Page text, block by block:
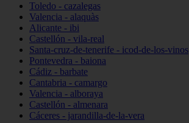
Toledo - cazalegas
Valencia - alaquàs
Alicante - ibi
Castellón - vila-real
Santa-cruz-de-tenerife - icod-de-los-vinos
Pontevedra - baiona
Cádiz - barbate
Cantabria - camargo
Valencia - alboraya
Castellón - almenara
Cáceres - jarandilla-de-la-vera